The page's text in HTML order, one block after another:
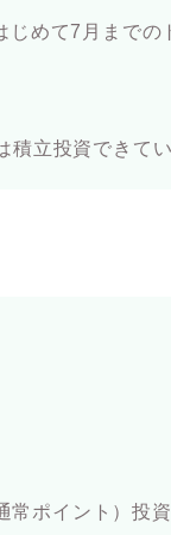
じめて7月までの
積立投資できて
常ポイント）投資